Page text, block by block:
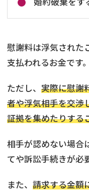
慰謝料は浮気された
支払われるお金です。
ただし、 実際に慰謝
者や浮気相手を交渉
証拠を集めたりする
相手が認めない場合
てや訴訟手続きが必
また、 請求する金額